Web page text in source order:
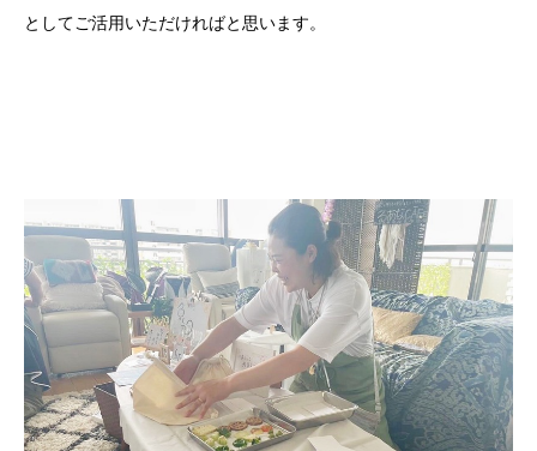
としてご活用いただければと思います。